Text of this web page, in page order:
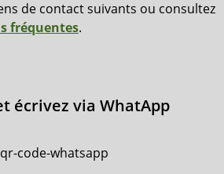
de contact suivants ou consultez
fréquentes.
écrivez via WhatApp